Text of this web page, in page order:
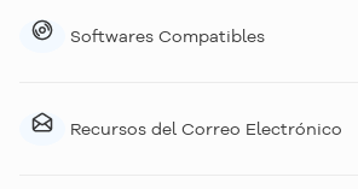
Softwares Compatibles
Recursos del Correo Electrónico